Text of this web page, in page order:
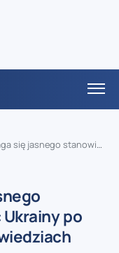
Ukrainy po kontrowersyjnych wypowiedziach ministra Franckena
po